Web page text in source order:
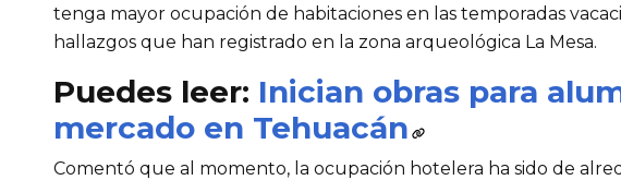
tenga mayor ocupación de habitaciones en las temporadas
hallazgos que han registrado en la zona arqueológica La Mesa.
Puedes leer: Inician obras para
mercado en Tehuacán
Comentó que al momento, la ocupación hotelera ha sido de